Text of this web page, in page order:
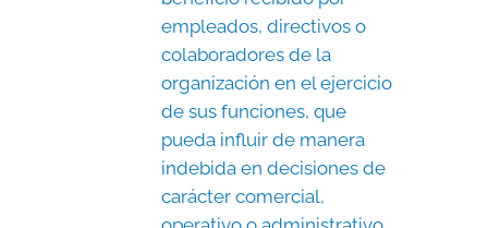
empleados, directivos o
colaboradores de la
organización en el ejercicio
de sus funciones, que
pueda influir de manera
indebida en decisiones de
carácter comercial,